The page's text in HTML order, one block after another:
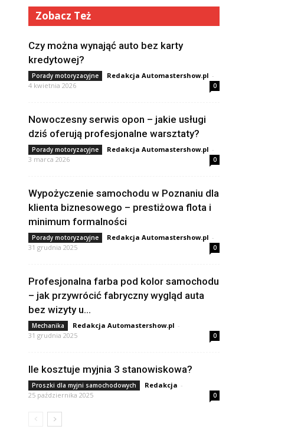
Zobacz Też
Czy można wynająć auto bez karty
kredytowej?
Porady motoryzacyjne Redakcja Automastershow.pl -
4 kwietnia 2026
0
Nowoczesny serwis opon – jakie usługi
dziś oferują profesjonalne warsztaty?
Porady motoryzacyjne Redakcja Automastershow.pl -
3 marca 2026
0
Wypożyczenie samochodu w Poznaniu dla
klienta biznesowego – prestiżowa flota i
minimum formalności
Porady motoryzacyjne Redakcja Automastershow.pl -
31 grudnia 2025
0
Profesjonalna farba pod kolor samochodu
– jak przywrócić fabryczny wygląd auta
bez wizyty u...
Mechanika Redakcja Automastershow.pl -
31 grudnia 2025
0
Ile kosztuje myjnia 3 stanowiskowa?
Proszki dla myjni samochodowych Redakcja -
25 października 2025
0